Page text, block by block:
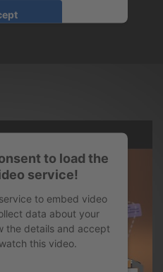
to load the
service!
to embed video
data about your
the details and accept
this video.